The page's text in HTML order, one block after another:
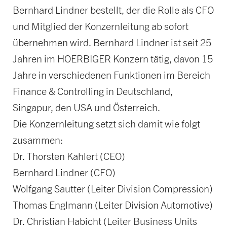
Bernhard Lindner bestellt, der die Rolle als CFO
und Mitglied der Konzernleitung ab sofort
übernehmen wird. Bernhard Lindner ist seit 25
Jahren im HOERBIGER Konzern tätig, davon 15
Jahre in verschiedenen Funktionen im Bereich
Finance & Controlling in Deutschland,
Singapur, den USA und Österreich.
Die Konzernleitung setzt sich damit wie folgt
zusammen:
Dr. Thorsten Kahlert (CEO)
Bernhard Lindner (CFO)
Wolfgang Sautter (Leiter Division Compression)
Thomas Englmann (Leiter Division Automotive)
Dr. Christian Habicht (Leiter Business Units